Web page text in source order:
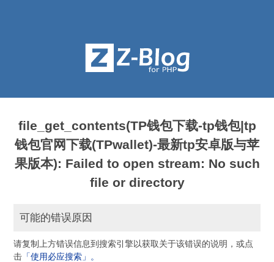
file_get_contents(TP钱包下载-tp钱包|tp
钱包官网下载(TPwallet)-最新tp安卓版与苹
果版本): Failed to open stream: No such
file or directory
可能的错误原因
请复制上方错误信息到搜索引擎以获取关于该错误的说明，或点
击 「使用必应搜索」。